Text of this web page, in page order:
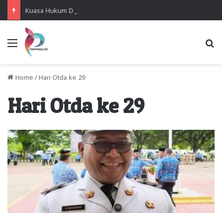
Menu
Home / Hari Otda ke 29
Hari Otda ke 29